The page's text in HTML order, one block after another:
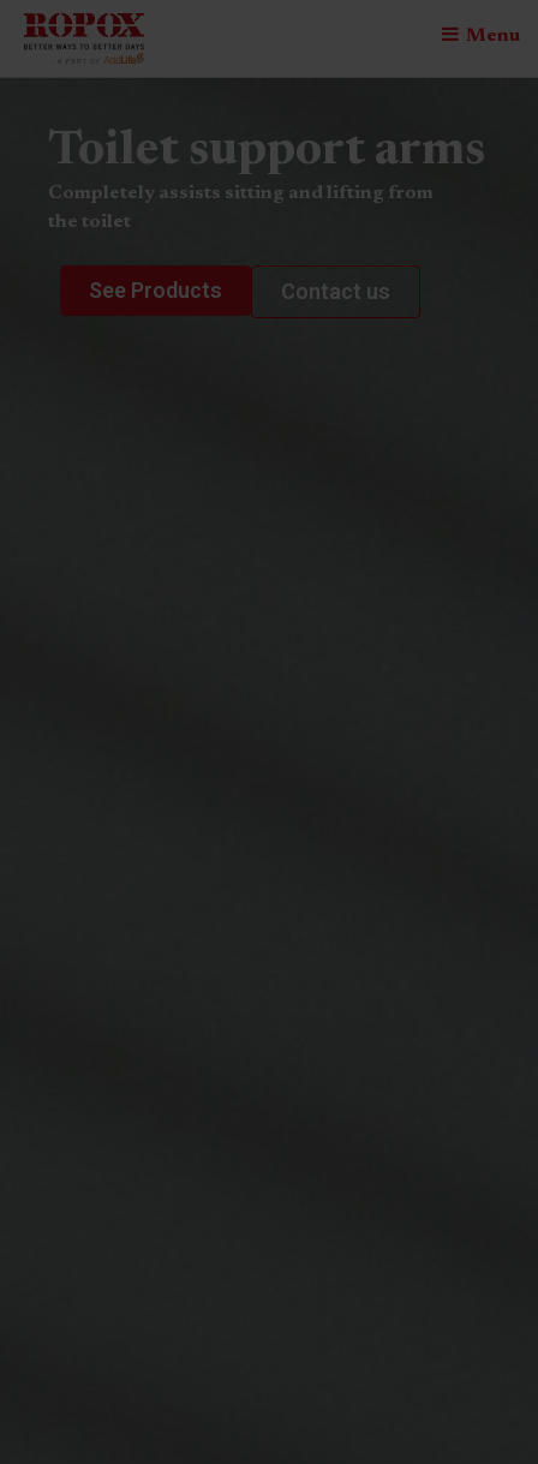
Menu
Toilet support arms
Completely assists sitting and lifting from
the toilet
See Products Contact us